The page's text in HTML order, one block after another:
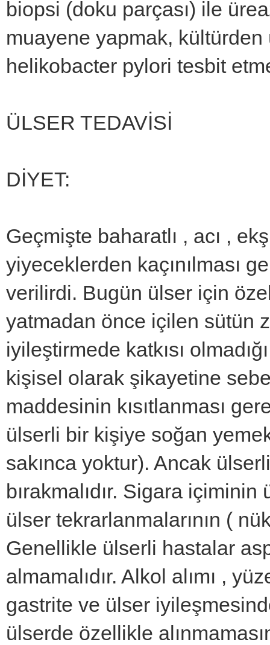
biopsi (doku parçası) ile
muayene yapmak,
helikobacter pylori tesbit
ÜLSER TEDAVİSİ
DİYET:
Geçmişte baharatlı , acı ,
yiyeceklerden kaçınılması
verilirdi. Bugün ülser için
yatmadan önce içilen sütün
iyileştirmede katkısı
kişisel olarak şikayetine
maddesinin kısıtlanması
ülserli bir kişiye soğan
sakınca yoktur). Ancak
bırakmalıdır. Sigara
ülser tekrarlanmalarının (
Genellikle ülserli hastalar
almamalıdır. Alkol alımı ,
gastrite ve ülser
ülserde özellikle